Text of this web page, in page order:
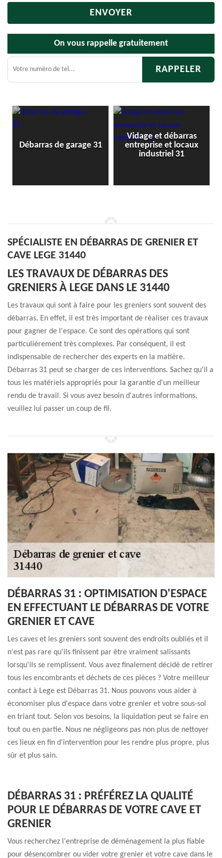
On vous rappelle gratuitement
Débarras de garage 31
Vidage et débarras
entreprise et locaux
industriel 31
SPÉCIALISTE EN DÉBARRAS DE GRENIER ET
CAVE LEGE 31440
LES TRAVAUX DE DÉBARRAS DES
GRENIERS À LEGE DANS LE 31440
Les travaux qui sont à faire pour les greniers sont souvent des
débarras. En effet, il est très important de réaliser ces travaux
pour gagner de l'espace. Ce sont des opérations qui sont
particulièrement très complexes. Par conséquent, il est
indispensable de rechercher des experts en la matière.
Débarras 31 peut se charger de ces interventions. Sachez qu'il a
tous les matériels appropriés pour la garantie d'un meilleur
rendu de travail. Si vous avez besoin d'autres informations,
veuillez lui passer un coup de fil.
DÉBARRAS 31 : OPTIMISATION D'ESPACE
EN EFFECTUANT LE DÉBARRAS DE VOTRE
GRENIER ET CAVE
Les caves et les greniers sont souvent des endroits oubliés et il
n'est pas rare qu'ils finissent par être vraiment salissants
lorsqu'ils se remplissent. Vous avez finalement décidé de retirer
tous les encombrants et déchets de ces pièces ? Votre meilleur
contact à Lege est Débarras 31. Nous pouvons vous aider à
économiser plus d'espace dans votre grenier et votre sous-sol
en triant tout. Selon vos besoins, la liquidation peut se faire en
tout ou en partie. Nous ne négligeons pas non plus de nettoyer
ces lieux en fin d'intervention pour les rendre plus propre, plus
sûr et plus sain.
DÉBARRAS 31 : PRÉFÉREZ LA QUALITÉ
POUR LE DÉBARRAS DE VOTRE CAVE ET
GRENIER
Vous recherchez l'entreprise de déménagement la plus fiable
pour désencombrer ou vider votre grenier et votre cave dans le